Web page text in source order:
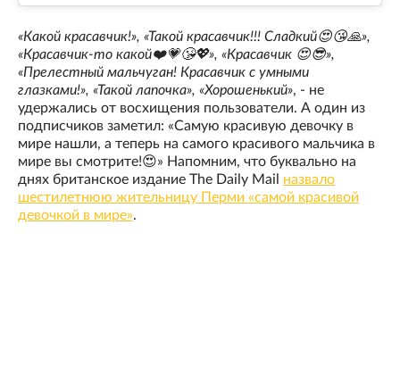
«Какой красавчик!», «Такой красавчик!!! Сладкий😍😘🙏»,
«Красавчик-то какой❤️💗😘💖», «Красавчик 😍😎»,
«Прелестный мальчуган! Красавчик с умными
глазками!», «Такой лапочка», «Хорошенький», - не
удержались от восхищения пользователи. А один из
подписчиков заметил: «Самую красивую девочку в
мире нашли, а теперь на самого красивого мальчика в
мире вы смотрите!😍» Напомним, что буквально на
днях британское издание The Daily Mail назвало
шестилетнюю жительницу Перми «самой красивой
девочкой в мире».